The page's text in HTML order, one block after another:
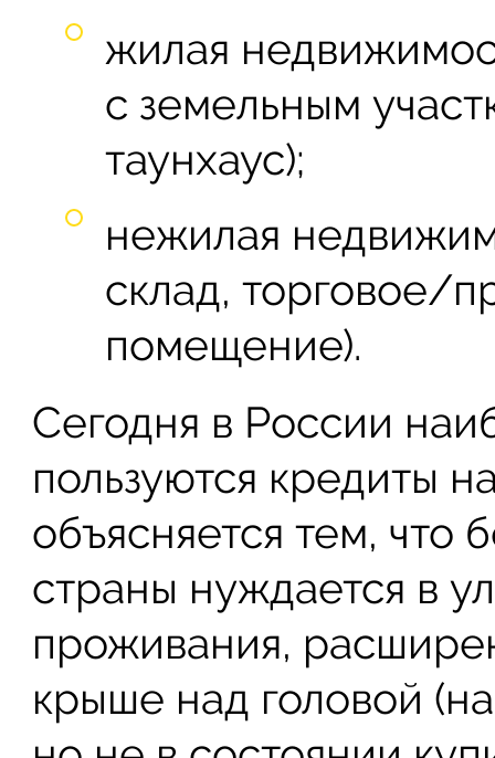
жилая
с земельным
таунхаус);
нежилая
склад, торговое/
помещение).
Сегодня в России
пользуются кредиты
объясняется тем, что
страны нуждается в
проживания,
крыше над головой